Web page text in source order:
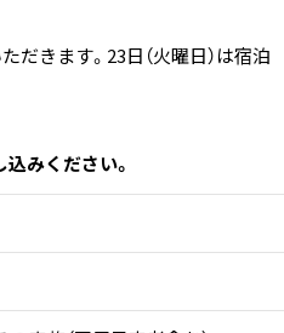
きます。23日（火曜日）は宿泊
みください。